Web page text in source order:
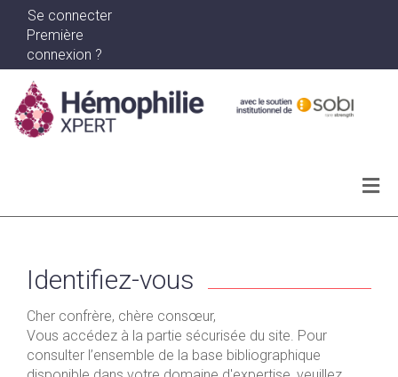
Se connecter
Première
connexion ?
Identifiez-vous
Cher confrère, chère consœur,
Vous accédez à la partie sécurisée du site. Pour
consulter l’ensemble de la base bibliographique
Archives
WEBINAR SERIES